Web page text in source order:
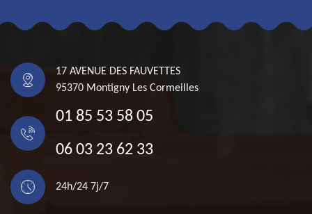
17 AVENUE DES FAUVETTES
95370 Montigny Les Cormeilles
01 85 53 58 05
06 03 23 62 33
24h/24 7j/7